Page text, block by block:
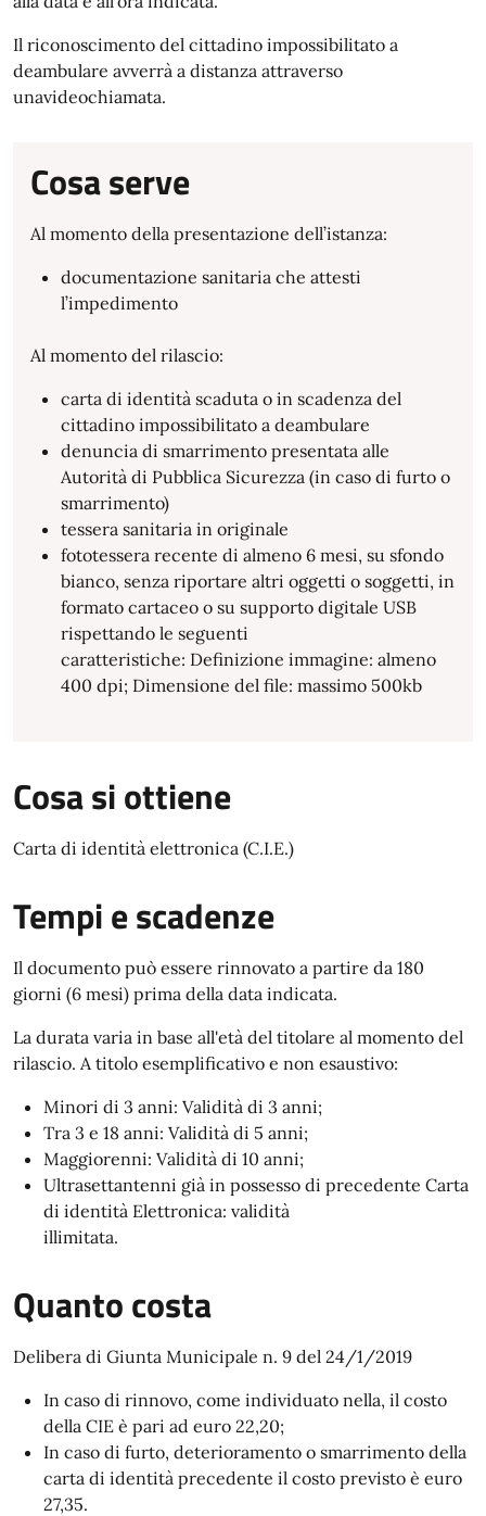
Il riconoscimento del cittadino impossibilitato a
deambulare avverrà a distanza attraverso
unavideochiamata.
Cosa serve
Al momento della presentazione dell’istanza:
documentazione sanitaria che attesti
l’impedimento
Al momento del rilascio:
carta di identità scaduta o in scadenza del
cittadino impossibilitato a deambulare
denuncia di smarrimento presentata alle
Autorità di Pubblica Sicurezza (in caso di furto o
smarrimento)
tessera sanitaria in originale
fototessera recente di almeno 6 mesi, su sfondo
bianco, senza riportare altri oggetti o soggetti, in
formato cartaceo o su supporto digitale USB
rispettando le seguenti
caratteristiche: Definizione immagine: almeno
400 dpi; Dimensione del file: massimo 500kb
Cosa si ottiene
Carta di identità elettronica (C.I.E.)
Tempi e scadenze
Il documento può essere rinnovato a partire da 180
giorni (6 mesi) prima della data indicata.
La durata varia in base all'età del titolare al momento del
rilascio. A titolo esemplificativo e non esaustivo:
Minori di 3 anni: Validità di 3 anni;
Tra 3 e 18 anni: Validità di 5 anni;
Maggiorenni: Validità di 10 anni;
Ultrasettantenni già in possesso di precedente Carta
di identità Elettronica: validità
illimitata.
Quanto costa
Delibera di Giunta Municipale n. 9 del 24/1/2019
In caso di rinnovo, come individuato nella, il costo
della CIE è pari ad euro 22,20;
In caso di furto, deterioramento o smarrimento della
carta di identità precedente il costo previsto è euro
27,35.